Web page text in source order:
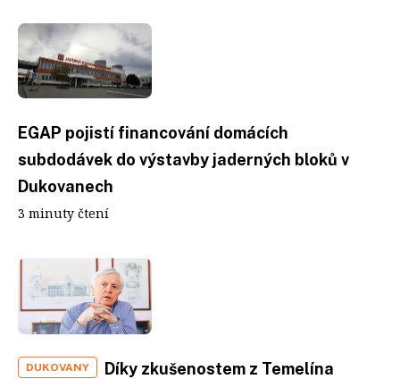
EGAP pojistí financování domácích
subdodávek do výstavby jaderných bloků v
Dukovanech
3 minuty čtení
DUKOVANY
Díky zkušenostem z Temelína